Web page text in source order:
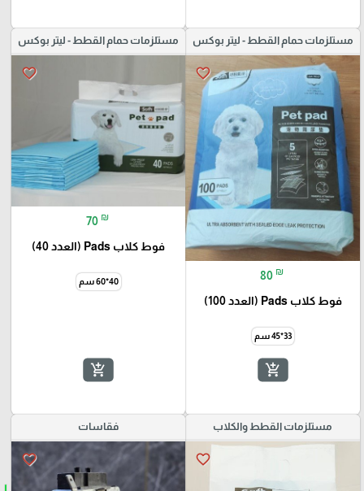
مستلزمات حمام القطط - ليتر بوكس
favorite_border
80 ₪
فوط كلاب Pads (العدد 100)
33*45 سم
add_shopping_cart
مستلزمات حمام القطط - ليتر بوكس
favorite_border
70 ₪
فوط كلاب Pads (العدد 40)
40*60 سم
add_shopping_cart
مستلزمات القطط والكلاب
favorite_border
فقاسات
favorite_border